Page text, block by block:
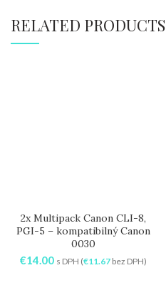
RELATED PRODUCTS
2x Multipack Canon CLI-8,
PGI-5 – kompatibilný Canon
0030
€14.00 s DPH (€11.67 bez DPH)